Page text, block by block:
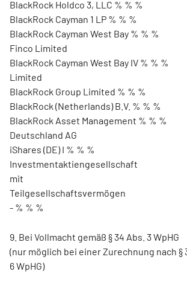
BlackRock Holdco 3, LLC % % %
BlackRock Cayman 1 LP % % %
BlackRock Cayman West Bay % % %
Finco Limited
BlackRock Cayman West Bay IV % % %
Limited
BlackRock Group Limited % % %
BlackRock (Netherlands) B.V. % % %
BlackRock Asset Management % % %
Deutschland AG
iShares (DE) I % % %
Investmentaktiengesellschaft
mit
Teilgesellschaftsvermögen
- % % %
9. Bei Vollmacht gemäß § 34 Abs. 3 WpHG
(nur möglich bei einer Zurechnung nach §
6 WpHG)